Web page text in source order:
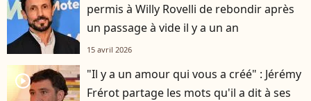
permis à Willy Rovelli de rebondir après
un passage à vide il y a un an
15 avril 2026
player2
"Il y a un amour qui vous a créé" : Jérémy
Frérot partage les mots qu'il a dit à ses